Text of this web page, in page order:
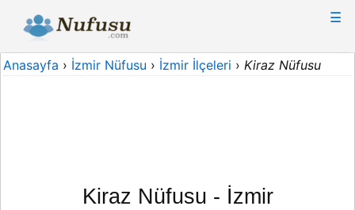
☰
Anasayfa › İzmir Nüfusu › İzmir İlçeleri › Kiraz Nüfusu
Kiraz Nüfusu - İzmir